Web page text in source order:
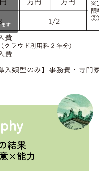
す
結果
×能力